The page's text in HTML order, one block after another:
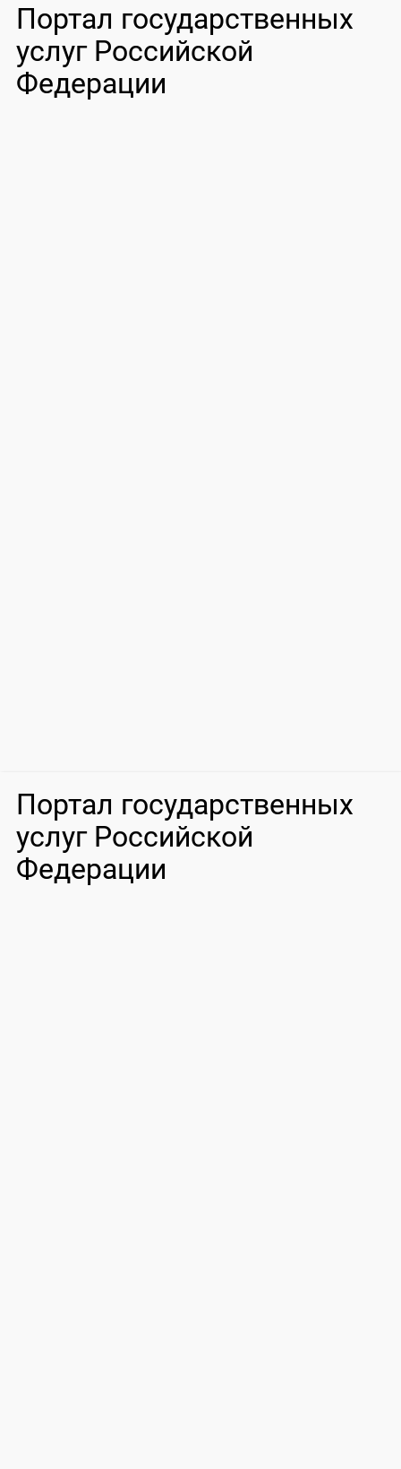
Портал государственных
услуг Российской
Федерации
Портал государственных
услуг Российской
Федерации